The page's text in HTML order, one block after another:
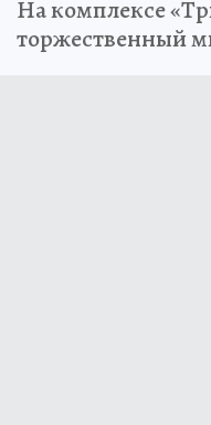
На комплексе
торжественный